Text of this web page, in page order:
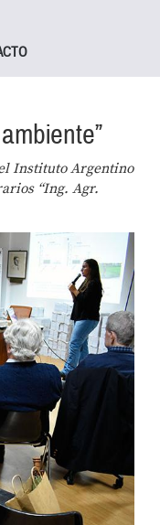
Instituto Argentino
“Ing. Agr.